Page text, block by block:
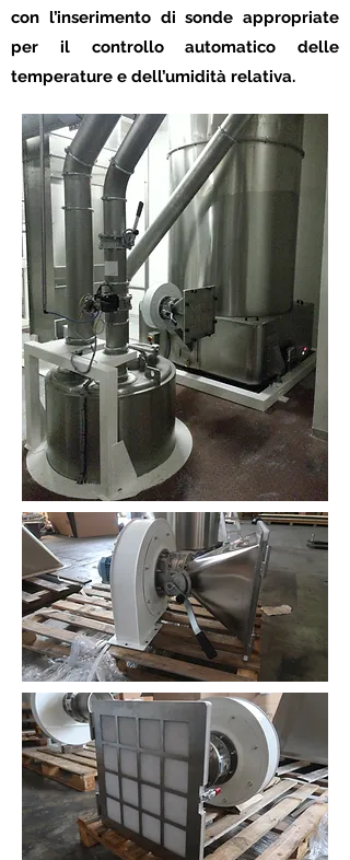
con l’inserimento di sonde appropriate
per il controllo automatico delle
temperature e dell’umidità relativa.